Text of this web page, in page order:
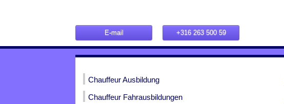
+316 263 500 59
E-mail
Chauffeur Ausbildung
Chauffeur Fahrausbildungen